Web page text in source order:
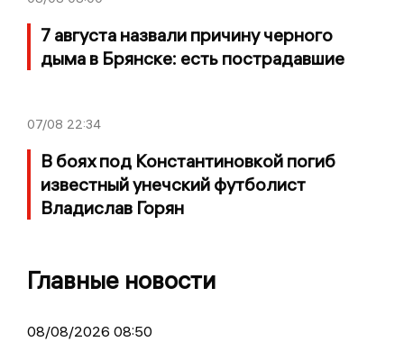
7 августа назвали причину черного
дыма в Брянске: есть пострадавшие
07/08 22:34
В боях под Константиновкой погиб
известный унечский футболист
Владислав Горян
Главные новости
08/08/2026 08:50